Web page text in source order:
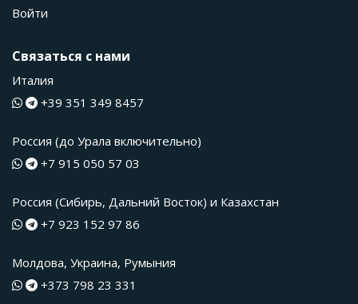
Войти
Связаться с нами
Италия
+39 351 349 8457
Россия (до Урала включительно)
+7 915 050 57 03
Россия (Сибирь, Дальний Восток) и Казахстан
+7 923 152 97 86
Молдова, Украина, Румыния
+373 798 23 331